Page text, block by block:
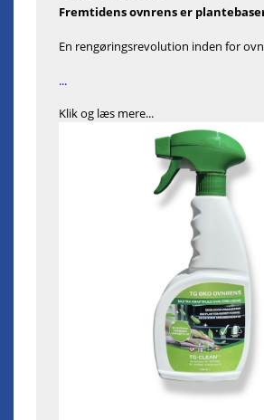
Fremtidens ovnrens er
En rengøringsrevolution inden for
...
Klik og læs mere...